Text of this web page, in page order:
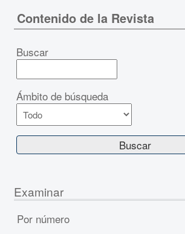
Contenido de la Revista
Buscar
Ámbito de búsqueda
Examinar
Por número